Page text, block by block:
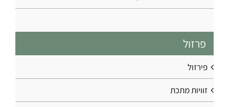
פרזול
פירזול
זוויות מתכת